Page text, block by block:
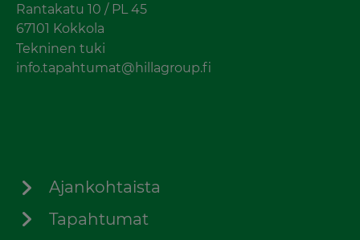
Rantakatu 10 / PL 45
67101 Kokkola
Tekninen tuki
info.tapahtumat@hillagroup.fi
Ajankohtaista
Tapahtumat